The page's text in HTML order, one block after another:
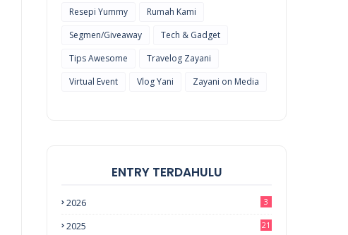
Resepi Yummy
Rumah Kami
Segmen/Giveaway
Tech & Gadget
Tips Awesome
Travelog Zayani
Virtual Event
Vlog Yani Zayani on Media
ENTRY TERDAHULU
2026 3
2025 21